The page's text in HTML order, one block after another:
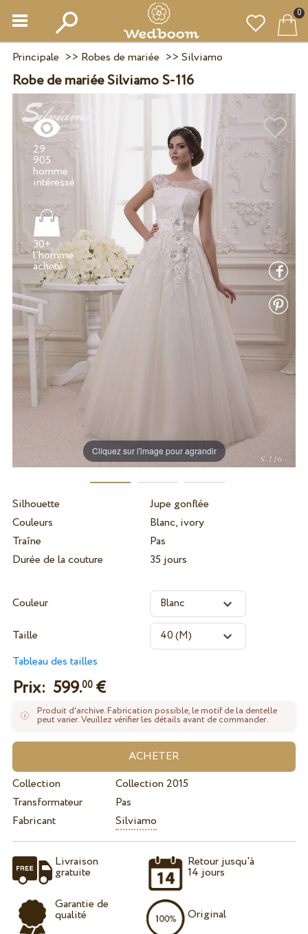
0
Principale >> Robes de mariée >> Silviamo
Robe de mariée Silviamo S-116
Cliquez sur l'image pour agrandir
29
905
homme
30+
l'homme
acheté
Silhouette
Jupe gonflée
Couleurs
Blanc, ivory
Traîne
Pas
Durée de la couture
35 jours
Couleur
Taille
Tableau des tailles
Prix: 599.00€
Produit d'archive. Fabrication possible, le motif de la dentelle
peut varier. Veuillez vérifier les détails avant de commander.
Collection
Collection 2015
Transformateur
Pas
Fabricant
Silviamo
Livraison
gratuite
Garantie de
qualité
Retour jusqu'à
14 jours
Original